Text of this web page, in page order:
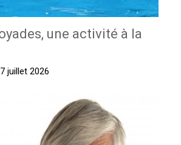
une activité à la
juillet 2026